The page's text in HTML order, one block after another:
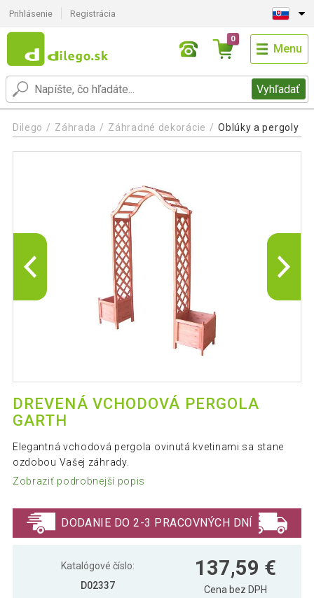
Prihlásenie Registrácia
Vyhľadať
0
Menu
Dilego Záhrada Záhradné dekorácie Oblúky a pergoly
DREVENÁ VCHODOVÁ PERGOLA
GARTH
Elegantná vchodová pergola ovinutá kvetinami sa stane
ozdobou Vašej záhrady.
Zobraziť podrobnejší popis
DODANIE DO 2-3 PRACOVNÝCH DNÍ
Katalógové číslo:
D02337
137,59 €
Cena bez DPH